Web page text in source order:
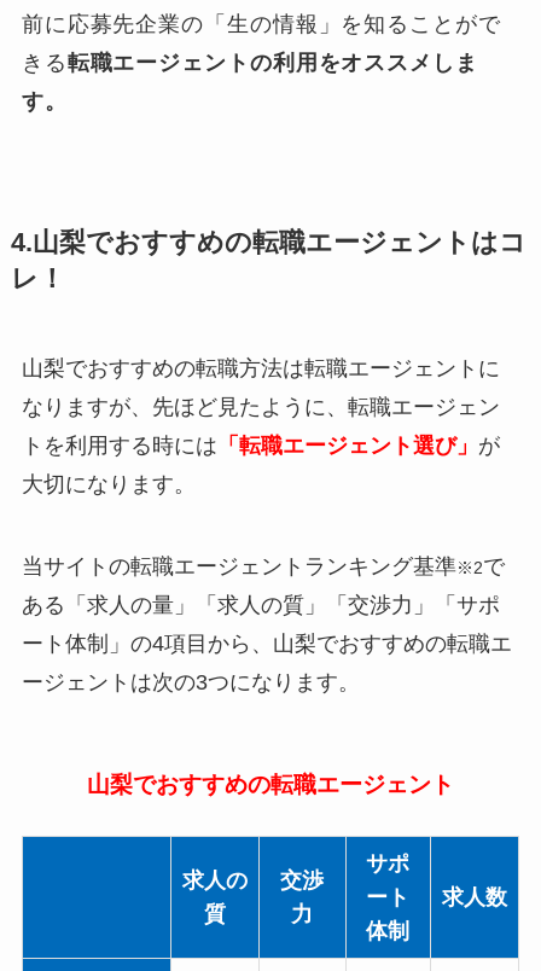
前に応募先企業の「生の情報」を知ることがで
きる転職エージェントの利用をオススメしま
す。
4.山梨でおすすめの転職エージェントはコ
レ！
山梨でおすすめの転職方法は転職エージェントに
なりますが、先ほど見たように、転職エージェン
トを利用する時には 「転職エージェント選び」 が
大切になります。
当サイトの転職エージェントランキング基準※2で
ある「求人の量」「求人の質」「交渉力」「サポ
ート体制」の4項目から、山梨でおすすめの転職エ
ージェントは次の3つになります。
山梨でおすすめの転職エージェント
求人の
質
交渉
力
サポ
ート
体制
求人数